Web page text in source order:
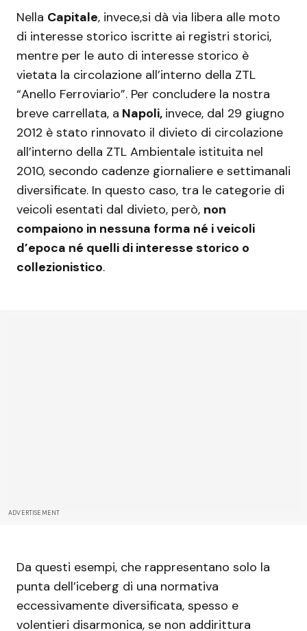
Nella Capitale, invece,si dà via libera alle moto
di interesse storico iscritte ai registri storici,
mentre per le auto di interesse storico è
vietata la circolazione all’interno della ZTL
“Anello Ferroviario”. Per concludere la nostra
breve carrellata, a Napoli, invece, dal 29 giugno
2012 è stato rinnovato il divieto di circolazione
all’interno della ZTL Ambientale istituita nel
2010, secondo cadenze giornaliere e settimanali
diversificate. In questo caso, tra le categorie di
veicoli esentati dal divieto, però, non
compaiono in nessuna forma né i veicoli
d’epoca né quelli di interesse storico o
collezionistico.
ADVERTISEMENT
Da questi esempi, che rappresentano solo la
punta dell’iceberg di una normativa
eccessivamente diversificata, spesso e
volentieri disarmonica, se non addirittura